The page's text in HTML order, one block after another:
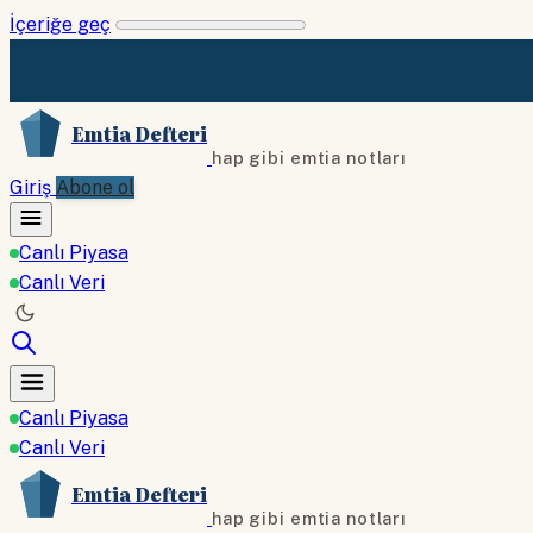
İçeriğe geç
Emtia Defteri
hap gibi emtia notları
Giriş Abone ol
Canlı Piyasa
Canlı Veri
Canlı Piyasa
Canlı Veri
Emtia Defteri
hap gibi emtia notları